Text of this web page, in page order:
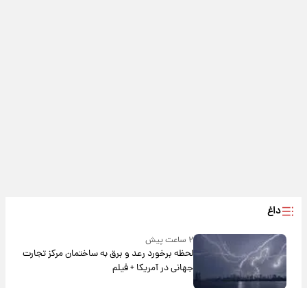
داغ
۲ ساعت پیش
لحظه برخورد رعد و برق به ساختمان مرکز تجارت
جهانی در آمریکا + فیلم